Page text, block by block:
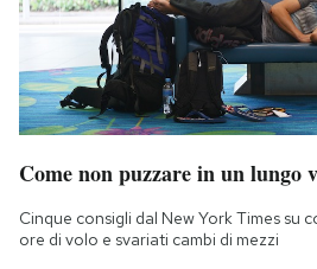
Come non puzzare in un lungo
Cinque consigli dal New York Times su
ore di volo e svariati cambi di mezzi